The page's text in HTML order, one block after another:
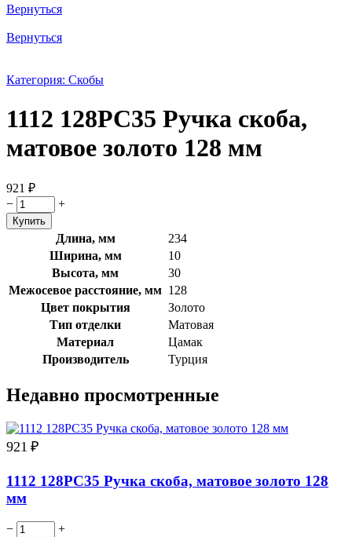
Вернуться
Вернуться
Категория: Скобы
1112 128PC35 Ручка скоба,
матовое золото 128 мм
921 ₽
−
+
Длина, мм
234
Ширина, мм
10
Высота, мм
30
Межосевое расстояние, мм 128
Цвет покрытия
Золото
Тип отделки
Матовая
Материал
Цамак
Производитель
Турция
Недавно просмотренные
921 ₽
1112 128PC35 Ручка скоба, матовое золото 128
мм
− +